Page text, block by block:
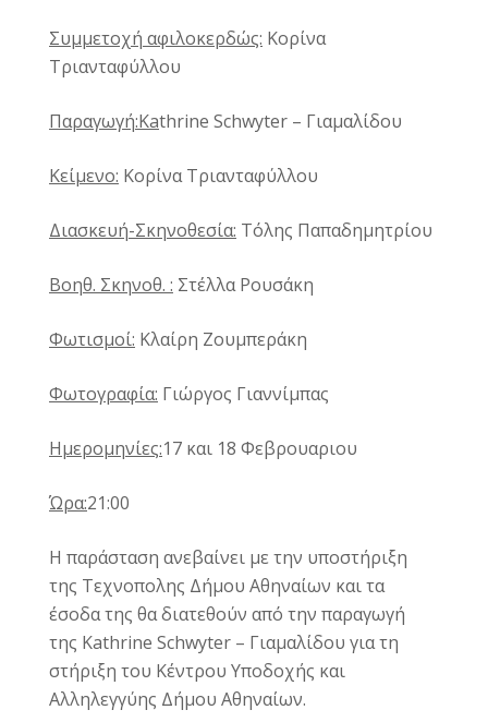
Συμμετοχή αφιλοκερδώς: Κορίνα
Τριανταφύλλου
Παραγωγή:Kathrine Schwyter – Γιαμαλίδου
Κείμενο: Κορίνα Τριανταφύλλου
Διασκευή-Σκηνοθεσία: Τόλης Παπαδημητρίου
Βοηθ. Σκηνοθ. : Στέλλα Ρουσάκη
Φωτισμοί: Κλαίρη Ζουμπεράκη
Φωτογραφία: Γιώργος Γιαννίμπας
Ημερομηνίες:17 και 18 Φεβρουαριου
Ώρα:21:00
Η παράσταση ανεβαίνει με την υποστήριξη
της Τεχνοπολης Δήμου Αθηναίων και τα
έσοδα της θα διατεθούν από την παραγωγή
της Kathrine Schwyter – Γιαμαλίδου για τη
στήριξη του Κέντρου Υποδοχής και
Αλληλεγγύης Δήμου Αθηναίων.